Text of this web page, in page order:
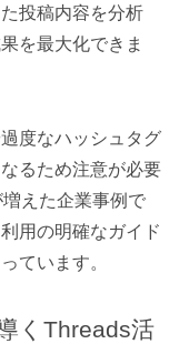
投稿内容を分析
を最大化できま
度なハッシュタグ
るため注意が必要
えた企業事例で
用の明確なガイド
ています。
くThreads活